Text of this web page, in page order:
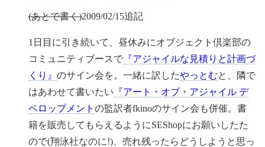
(あとで書く)2009/02/15追記
1日目に引き続いて、昼休みにオブジェクト倶楽部の
コミュニティブースで 『アジャイルな見積りと計画づ
くり』 のサイン会を。一緒に訳したやっとむと、隣で
はあわせて書いたい 『アート・オブ・アジャイル デ
ベロップメント の監訳者fkinoのサイン会も併催。書
籍を販売してもらえるようにSEShopにお願いしたた
ので(翔泳社なのに!)、売れ残ったらどうしようと思っ